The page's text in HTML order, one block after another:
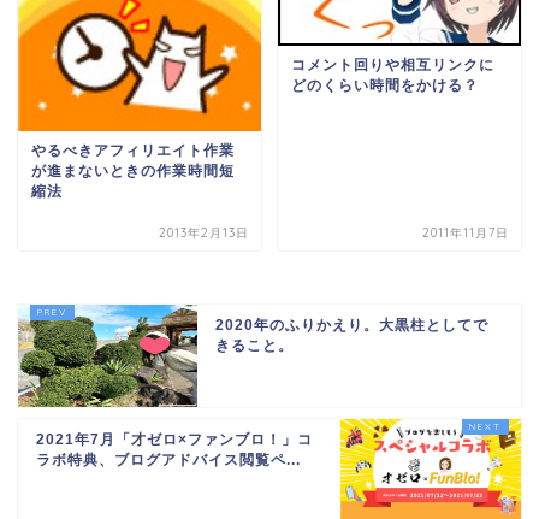
やるべきアフィリエイト作業
が進まないときの作業時間短
縮法
2013年2月13日
コメント回りや相互リンクに
どのくらい時間をかける？
2011年11月7日
2020年のふりかえり。大黒柱としてで
きること。
2021年7月「才ゼロ×ファンブロ！」コ
ラボ特典、ブログアドバイス閲覧ペ...